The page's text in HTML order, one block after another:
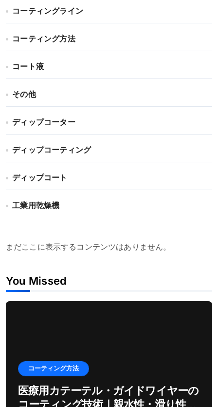
コーティングライン
コーティング方法
コート液
その他
ディップコーター
ディップコーティング
ディップコート
工業用乾燥機
まだここに表示するコンテンツはありません。
You Missed
コーティング方法
医療用カテーテル・ガイドワイヤーの
コーティング技術｜親水性・滑り性を